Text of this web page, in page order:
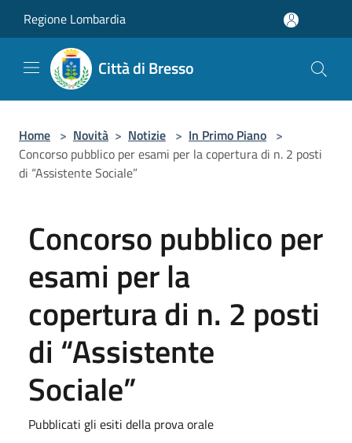
Regione Lombardia
Città di Bresso
Home > Novità > Notizie > In Primo Piano >
Concorso pubblico per esami per la copertura di n. 2 posti
di “Assistente Sociale”
Concorso pubblico per
esami per la
copertura di n. 2 posti
di “Assistente
Sociale”
Pubblicati gli esiti della prova orale